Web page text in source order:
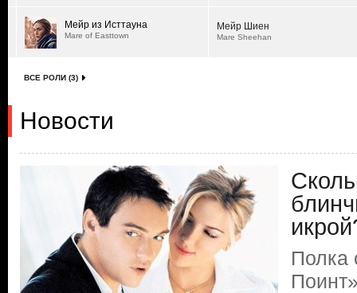
Мейр из Исттауна
Mare of Easttown
Мейр Шиен
Mare Sheehan
ВСЕ РОЛИ (3)
Новости
Полка